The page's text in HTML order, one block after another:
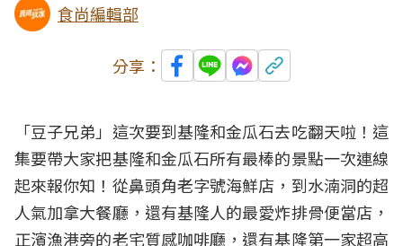
食尚編輯部
分享：
「豆子兄弟」這次要到基隆和金瓜石去吃翻天啦！這
集要帶大家把基隆和金瓜石所有最棒的景點一次連線
起來報你知！從鼻頭角老字號海鮮店，到水湳洞的超
人氣加拿大餐廳，還有基隆人的最愛炸排骨便當店，
正濱漁港旁的老宅質感咖啡廳，還有基隆第一家超高